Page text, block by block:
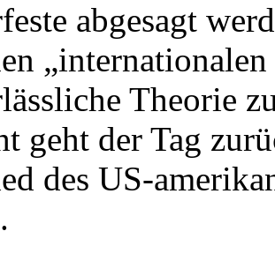
abgesagt
Theorie
geht der Tag
des US-